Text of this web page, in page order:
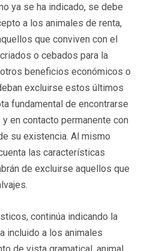
ya se ha indicado, se debe
a los animales de renta,
que conviven con el
o cebados para la
beneficios económicos o
excluirse estos últimos
fundamental de encontrarse
en contacto permanente con
su existencia. Al mismo
las características
de excluirse aquellos que
continúa indicando la
incluido a los animales
de vista gramatical, animal